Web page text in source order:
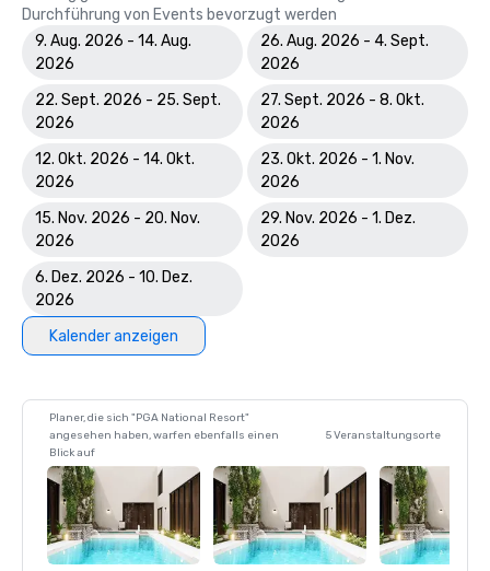
Durchführung von Events bevorzugt werden
9. Aug. 2026 - 14. Aug.
2026
26. Aug. 2026 - 4. Sept.
2026
22. Sept. 2026 - 25. Sept.
2026
27. Sept. 2026 - 8. Okt.
2026
12. Okt. 2026 - 14. Okt.
2026
23. Okt. 2026 - 1. Nov.
2026
15. Nov. 2026 - 20. Nov.
2026
29. Nov. 2026 - 1. Dez.
2026
6. Dez. 2026 - 10. Dez.
2026
Kalender anzeigen
Planer, die sich "PGA National Resort"
angesehen haben, warfen ebenfalls einen
Blick auf
5 Veranstaltungsorte